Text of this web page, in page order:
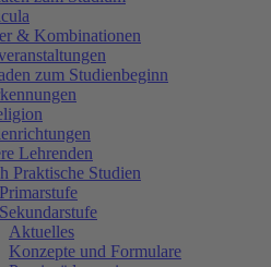
& Kombinationen
zum Studienbeginn
Lehrenden
Praktische Studien
Aktuelles
Konzepte und Formulare